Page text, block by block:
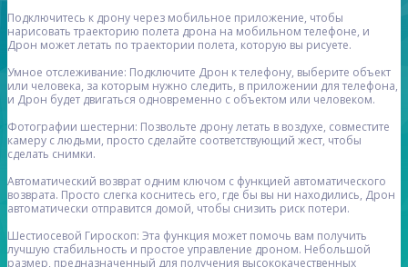
Подключитесь к дрону через мобильное приложение, чтобы
нарисовать траекторию полета дрона на мобильном телефоне, и
Дрон может летать по траектории полета, которую вы рисуете.
Умное отслеживание: Подключите Дрон к телефону, выберите объект
или человека, за которым нужно следить, в приложении для телефона,
и Дрон будет двигаться одновременно с объектом или человеком.
Фотографии шестерни: Позвольте дрону летать в воздухе, совместите
камеру с людьми, просто сделайте соответствующий жест, чтобы
сделать снимки.
Автоматический возврат одним ключом с функцией автоматического
возврата. Просто слегка коснитесь его, где бы вы ни находились, Дрон
автоматически отправится домой, чтобы снизить риск потери.
Шестиосевой Гироскоп: Эта функция может помочь вам получить
лучшую стабильность и простое управление дроном. Небольшой
размер, предназначенный для получения высококачественных